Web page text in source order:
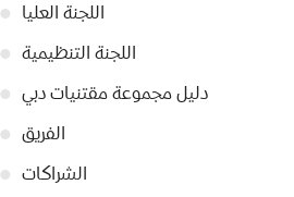
● اللجنة العليا
● اللجنة التنظيمية
● دليل مجموعة مقتنيات دبي
● الفريق
● الشراكات